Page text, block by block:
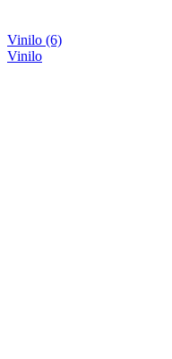
Vinilo (6)
Vinilo